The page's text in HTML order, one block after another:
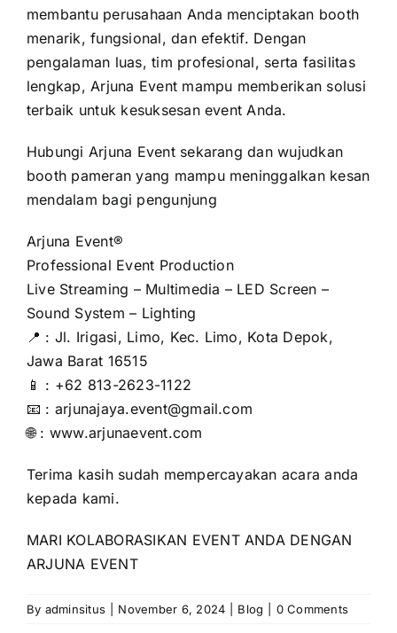
membantu perusahaan Anda menciptakan booth
menarik, fungsional, dan efektif. Dengan
pengalaman luas, tim profesional, serta fasilitas
lengkap, Arjuna Event mampu memberikan solusi
terbaik untuk kesuksesan event Anda.
Hubungi Arjuna Event sekarang dan wujudkan
booth pameran yang mampu meninggalkan kesan
mendalam bagi pengunjung
Arjuna Event®
Professional Event Production
Live Streaming – Multimedia – LED Screen –
Sound System – Lighting
📍 : Jl. Irigasi, Limo, Kec. Limo, Kota Depok,
Jawa Barat 16515
📱 : +62 813-2623-1122
📧 : arjunajaya.event@gmail.com
🌐 : www.arjunaevent.com
Terima kasih sudah mempercayakan acara anda
kepada kami.
MARI KOLABORASIKAN EVENT ANDA DENGAN
ARJUNA EVENT
By adminsitus November 6, 2024 Blog 0 Comments